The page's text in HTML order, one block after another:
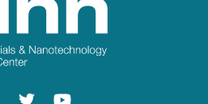
To
Top